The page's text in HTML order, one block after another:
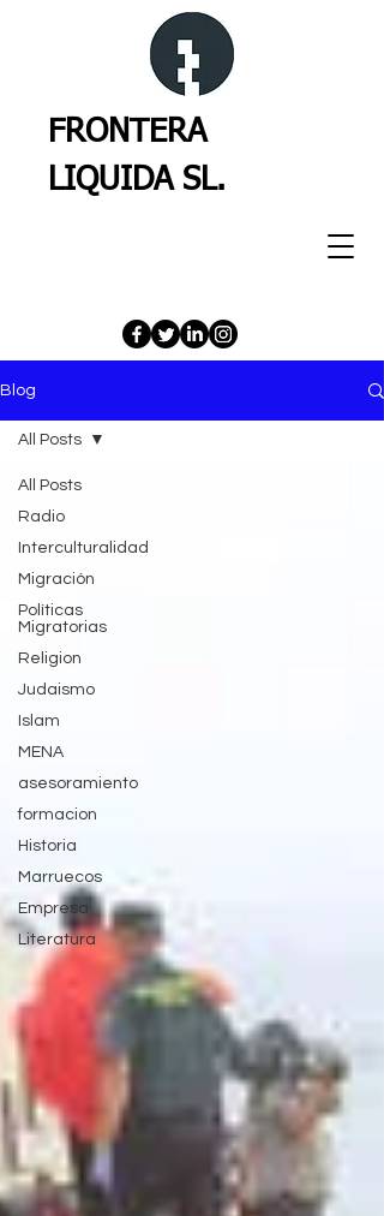
FRONTERA
LIQUIDA SL.
Blog
All Posts
Radio
Interculturalidad
Migración
Políticas
Migratorias
Religion
Judaismo
Islam
MENA
asesoramiento
formacion
Historia
Marruecos
Empresa
Literatura
All Posts